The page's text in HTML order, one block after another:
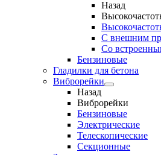
Назад
С внешним
Cо
Бензиновые
Гладилки для бетона
Виброрейки
Назад
Виброрейки
Бензиновые
Электрические
Телескопические
Секционные